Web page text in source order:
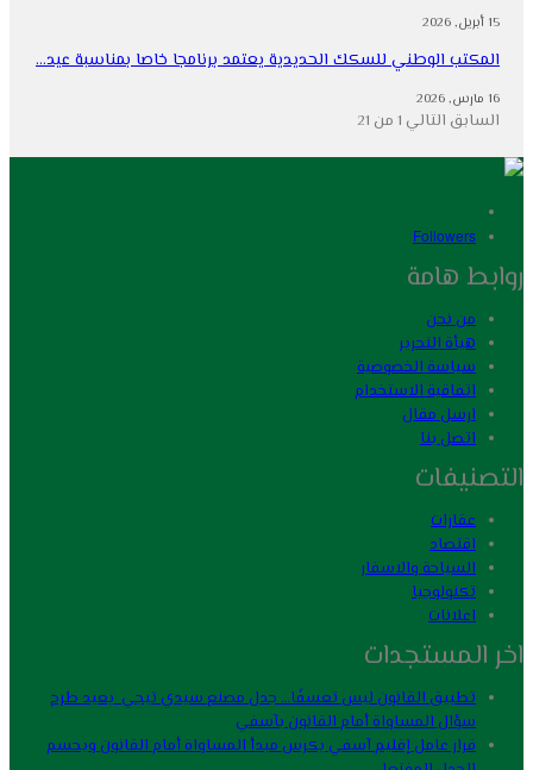
15 أبريل, 2026
المكتب الوطني للسكك الحديدية يعتمد برنامجا خاصا بمناسبة عيد…
16 مارس, 2026
السابق التالي 1 من 21
Followers
روابط هامة
من نحن
هيأة التحرير
سياسة الخصوصية
اتفاقية الاستخدام
ارسل مقال
اتصل بنا
التصنيفات
عقارات
اقتصاد
السياحة والاسفار
تكنولوجيا
اعلانات
اخر المستجدات
تطبيق القانون ليس تعسفًا… جدل مصنع سيدي تيجي يعيد طرح
سؤال المساواة أمام القانون بآسفي
قرار عامل إقليم آسفي يكرس مبدأ المساواة أمام القانون ويحسم